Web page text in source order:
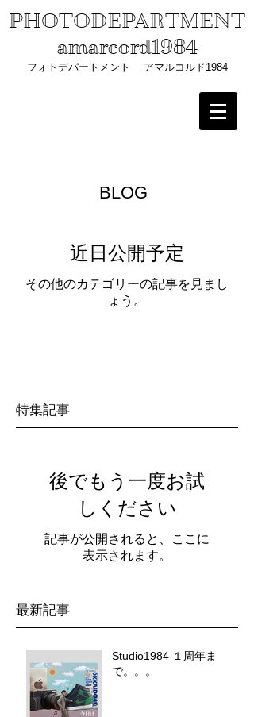
PHOTODEPARTMENT
amarcord1984
フォトデパートメント アマルコルド1984
BLOG
近日公開予定
その他のカテゴリーの記事を見まし
ょう。
特集記事
後でもう一度お試
しください
記事が公開されると、ここに
表示されます。
最新記事
Studio1984 １周年ま
で。。。